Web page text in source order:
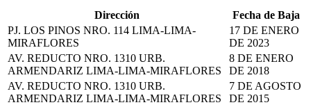
Dirección
Fecha de Baja
PJ. LOS PINOS NRO. 114 LIMA-LIMA-
MIRAFLORES
17 DE ENERO
DE 2023
AV. REDUCTO NRO. 1310 URB.
ARMENDARIZ LIMA-LIMA-MIRAFLORES
8 DE ENERO
DE 2018
AV. REDUCTO NRO. 1310 URB.
ARMENDARIZ LIMA-LIMA-MIRAFLORES
7 DE AGOSTO
DE 2015